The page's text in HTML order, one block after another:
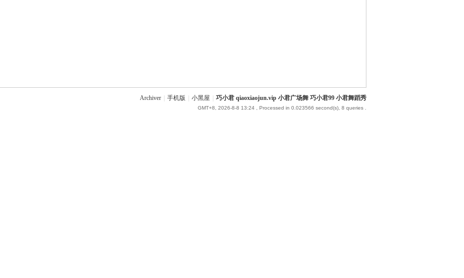
Archiver 手机版 小黑屋 巧小君 qiaoxiaojun.vip 小君广场舞 巧小君99 小君舞蹈秀
GMT+8, 2026-8-8 13:24 , Processed in 0.023566 second(s), 8 queries .